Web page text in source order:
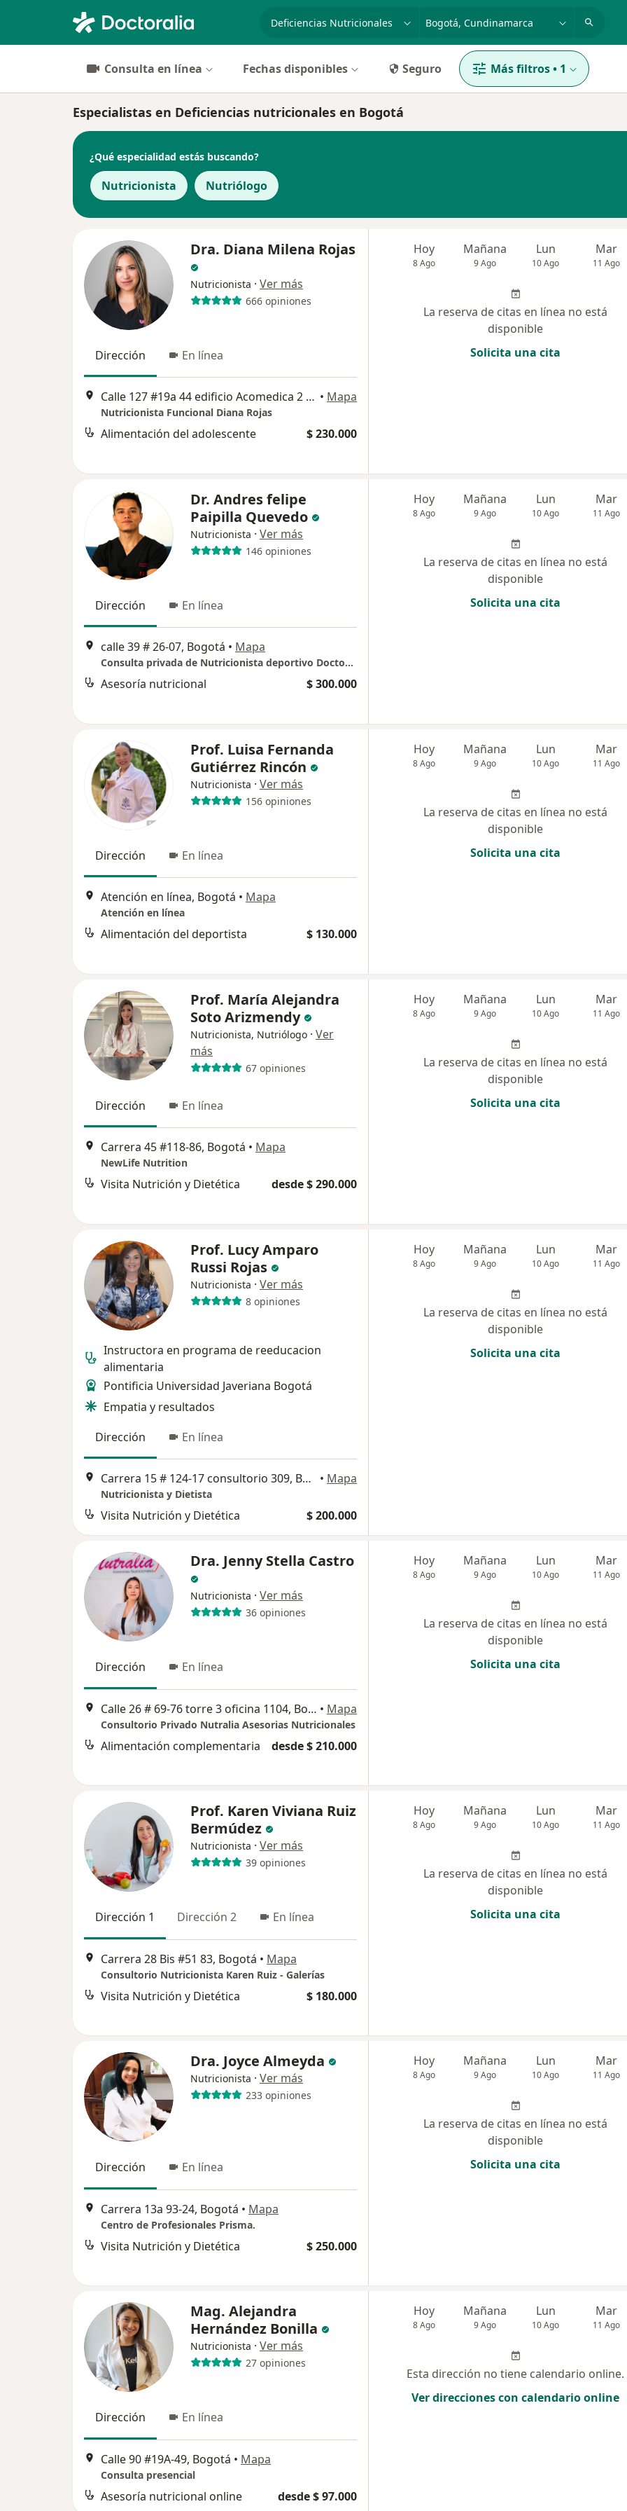
especialidad, enfermedad o nombre
p. ej. Bogotá
Consulta en línea Fechas disponibles Seguro Más filtros• 1
Especialistas en Deficiencias nutricionales en Bogotá
¿Qué especialidad estás buscando?
Nutricionista Nutriólogo
Dra. Diana Milena Rojas
Nutricionista · Ver más
666 opiniones
Dirección En línea
Calle 127 #19a 44 edificio Acomedica 2 Consultorio 412, Bogotá • Mapa
Nutricionista Funcional Diana Rojas
Alimentación del adolescente $ 230.000
Hoy
8 Ago
Mañana
9 Ago
Lun
10 Ago
Mar
11 Ago
La reserva de citas en línea no está
disponible
Solicita una cita
Dr. Andres felipe
Paipilla Quevedo
Nutricionista · Ver más
146 opiniones
Dirección En línea
calle 39 # 26-07, Bogotá • Mapa
Consulta privada de Nutricionista deportivo Doctor Andres Felipe Paipilla.
Asesoría nutricional $ 300.000
Hoy
8 Ago
Mañana
9 Ago
Lun
10 Ago
Mar
11 Ago
La reserva de citas en línea no está
disponible
Solicita una cita
Prof. Luisa Fernanda
Gutiérrez Rincón
Nutricionista · Ver más
156 opiniones
Dirección En línea
Atención en línea, Bogotá • Mapa
Atención en línea
Alimentación del deportista $ 130.000
Hoy
8 Ago
Mañana
9 Ago
Lun
10 Ago
Mar
11 Ago
La reserva de citas en línea no está
disponible
Solicita una cita
Prof. María Alejandra
Soto Arizmendy
Nutricionista, Nutriólogo · Ver
más
67 opiniones
Dirección En línea
Carrera 45 #118-86, Bogotá • Mapa
NewLife Nutrition
Visita Nutrición y Dietética desde $ 290.000
Hoy
8 Ago
Mañana
9 Ago
Lun
10 Ago
Mar
11 Ago
La reserva de citas en línea no está
disponible
Solicita una cita
Prof. Lucy Amparo
Russi Rojas
Nutricionista · Ver más
8 opiniones
Instructora en programa de reeducacion
alimentaria
Pontificia Universidad Javeriana Bogotá
Empatia y resultados
Dirección
En línea
Carrera 15 # 124-17 consultorio 309, Bogotá • Mapa
Nutricionista y Dietista
Visita Nutrición y Dietética $ 200.000
Hoy
8 Ago
Mañana
9 Ago
Lun
10 Ago
Mar
11 Ago
La reserva de citas en línea no está
disponible
Solicita una cita
Dra. Jenny Stella Castro
Nutricionista · Ver más
36 opiniones
Dirección En línea
Calle 26 # 69-76 torre 3 oficina 1104, Bogotá • Mapa
Consultorio Privado Nutralia Asesorias Nutricionales
Alimentación complementaria desde $ 210.000
Hoy
8 Ago
Mañana
9 Ago
Lun
10 Ago
Mar
11 Ago
La reserva de citas en línea no está
disponible
Solicita una cita
Prof. Karen Viviana Ruiz
Bermúdez
Nutricionista · Ver más
39 opiniones
Dirección 1 Dirección 2 En línea
Carrera 28 Bis #51 83, Bogotá • Mapa
Consultorio Nutricionista Karen Ruiz - Galerías
Visita Nutrición y Dietética $ 180.000
Hoy
8 Ago
Mañana
9 Ago
Lun
10 Ago
Mar
11 Ago
La reserva de citas en línea no está
disponible
Solicita una cita
Dra. Joyce Almeyda
Nutricionista · Ver más
233 opiniones
Dirección En línea
Carrera 13a 93-24, Bogotá • Mapa
Centro de Profesionales Prisma.
Visita Nutrición y Dietética $ 250.000
Hoy
8 Ago
Mañana
9 Ago
Lun
10 Ago
Mar
11 Ago
La reserva de citas en línea no está
disponible
Solicita una cita
Mag. Alejandra
Hernández Bonilla
Nutricionista · Ver más
27 opiniones
Dirección En línea
Calle 90 #19A-49, Bogotá • Mapa
Consulta presencial
Asesoría nutricional online desde $ 97.000
Hoy
8 Ago
Mañana
9 Ago
Lun
10 Ago
Mar
11 Ago
Esta dirección no tiene calendario online.
Ver direcciones con calendario online